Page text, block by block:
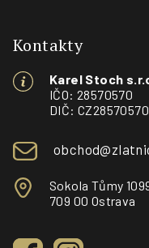
Kontakty
Karel Stoch
IČO: 28570570
DIČ: CZ28570570
Sokola Tůmy
709 00 Ostrava